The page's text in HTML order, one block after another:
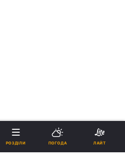
Останні події
РОЗДІЛИ ПОГОДА ЛАЙТ